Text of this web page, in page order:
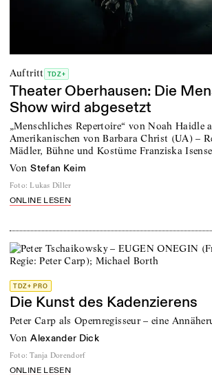
Auftritt TDZ+
Theater Oberhausen: Die
Show wird abgesetzt
„Menschliches Repertoire“ von Noah Haidle
Amerikanischen von Barbara Christ (UA) –
Mädler, Bühne und Kostüme Franziska
von Stefan Keim
Foto: Lukas Diller
ONLINE LESEN
TDZ+ PRO
Die Kunst des Kadenzierens
Peter Carp als Opernregisseur – eine
von Alexander Dick
Foto: Tanja Dorendorf
ONLINE LESEN